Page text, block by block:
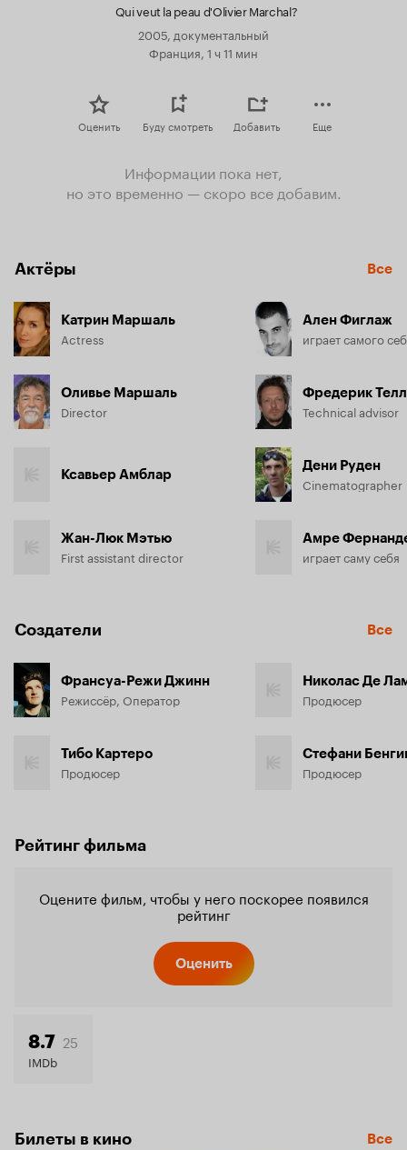
Qui veut la peau d'Olivier Marchal?
2005, документальный
Франция, 1 ч 11 мин
Оценить Буду смотреть Добавить Еще
Информации пока нет,
но это временно — скоро все добавим.
Актёры Все
Катрин Маршаль
Actress
Оливье Маршаль
Director
Ксавьер Амблар
Жан-Люк Мэтью
First assistant director
Ален Фиглаж
играет самого
Фредерик
Technical advisor
Дени Руден
Cinematographer
Амре
играет саму себя
Создатели Все
Франсуа-Режи Джинн
Режиссёр, Оператор
Тибо Картеро
Продюсер
Николас Де
Продюсер
Стефани
Продюсер
Рейтинг фильма
Оцените фильм, чтобы у него поскорее появился
рейтинг
Оценить
8.7 25
IMDb
Билеты в кино Все